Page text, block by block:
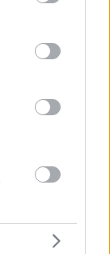
tags to
below Google
Βούλα